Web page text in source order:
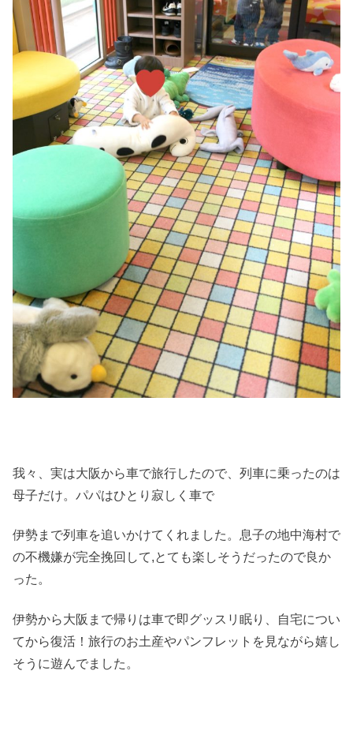
我々、実は大阪から車で旅行したので、列車に乗ったのは
母子だけ。パパはひとり寂しく車で
伊勢まで列車を追いかけてくれました。息子の地中海村で
の不機嫌が完全挽回して,とても楽しそうだったので良か
った。
伊勢から大阪まで帰りは車で即グッスリ眠り、自宅につい
てから復活！旅行のお土産やパンフレットを見ながら嬉し
そうに遊んでました。